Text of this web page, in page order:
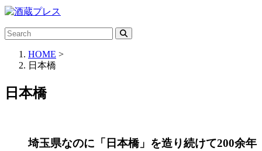
HOME >
日本橋
日本橋
埼玉県なのに「日本橋」を造り続けて200余年